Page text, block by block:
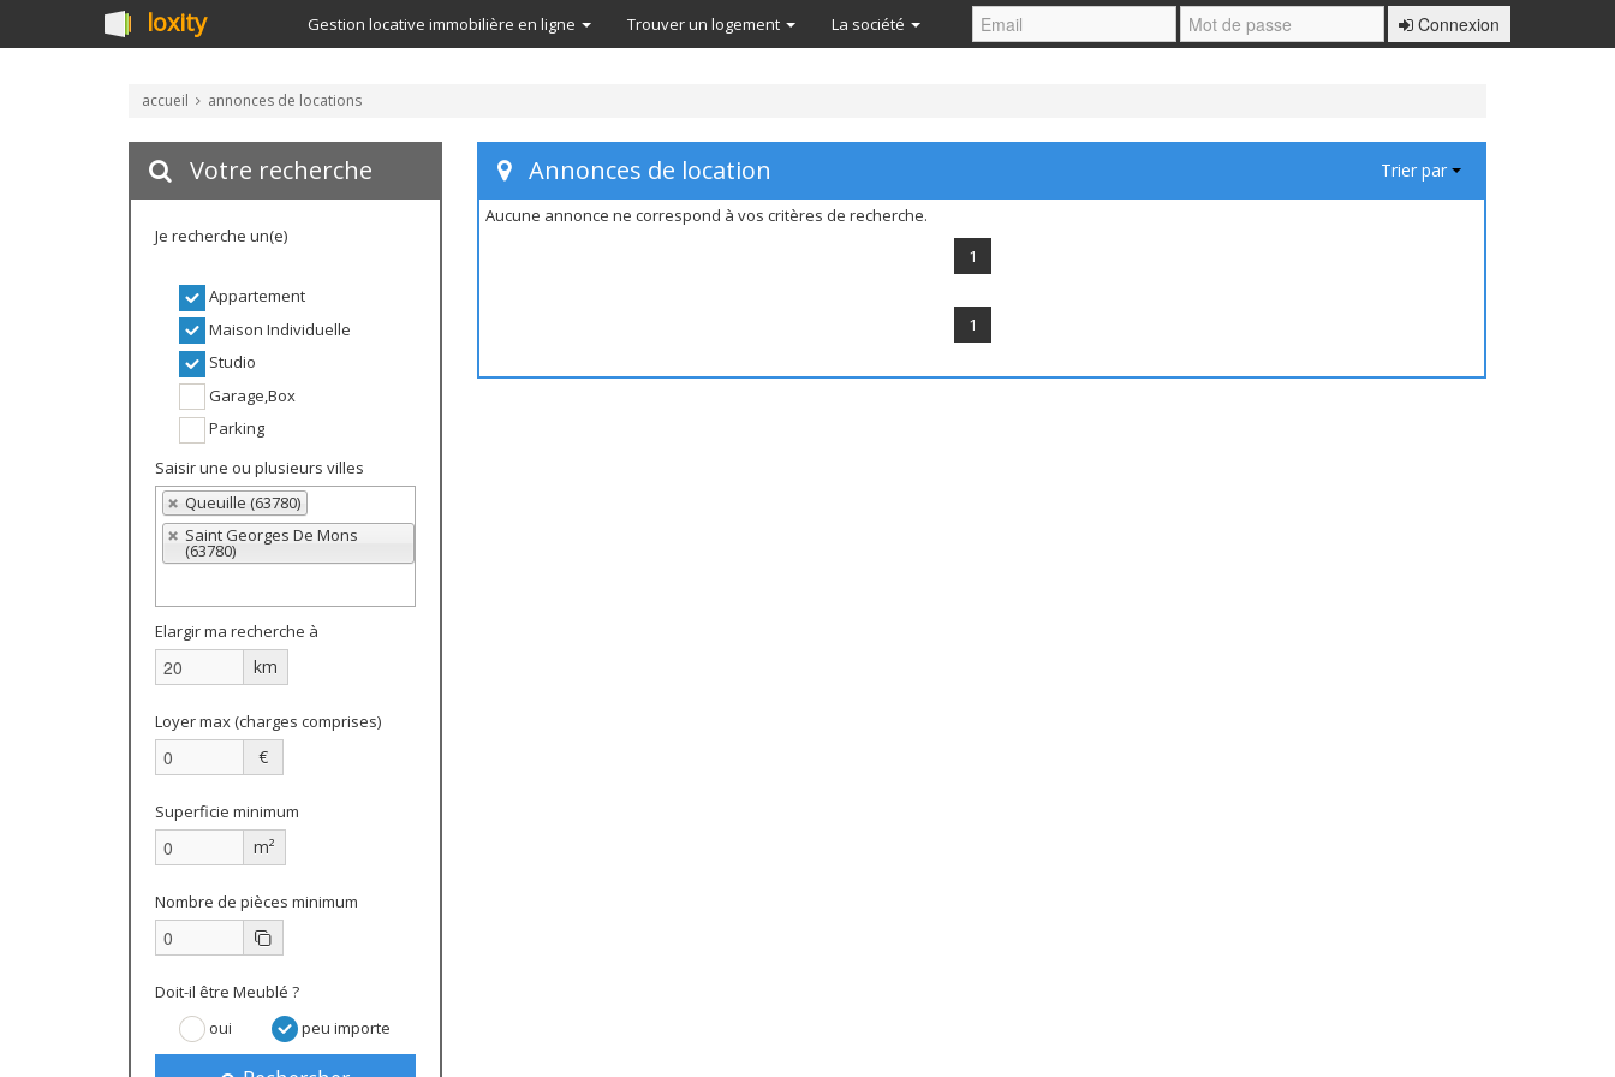
loxity Gestion locative immobilière en ligne Trouver un logement La société Connexion
accueil annonces de locations
Votre recherche
Je recherche un(e)
Appartement
Maison Individuelle
Studio
Garage,Box
Parking
Saisir une ou plusieurs villes
Queuille (63780)
Saint Georges De Mons
(63780)
Elargir ma recherche à
km
Loyer max (charges comprises)
€
Superficie minimum
m²
Nombre de pièces minimum
Doit-il être Meublé ?
oui
peu importe
Annonces de location Trier par
Aucune annonce ne correspond à vos critères de recherche.
1
1